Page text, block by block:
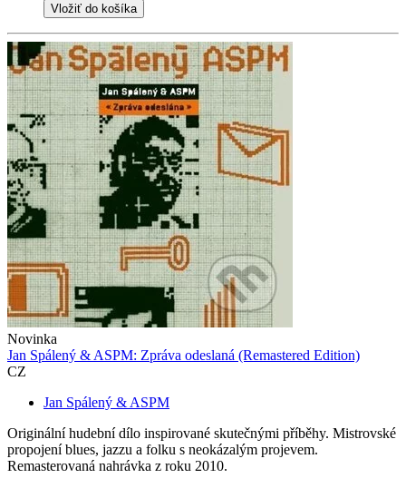
Vložiť do košíka
Novinka
Jan Spálený & ASPM: Zpráva odeslaná (Remastered Edition)
CZ
Jan Spálený & ASPM
Originální hudební dílo inspirované skutečnými příběhy. Mistrovské
propojení blues, jazzu a folku s neokázalým projevem.
Remasterovaná nahrávka z roku 2010.